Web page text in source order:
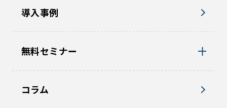
導入事例
無料セミナー
コラム